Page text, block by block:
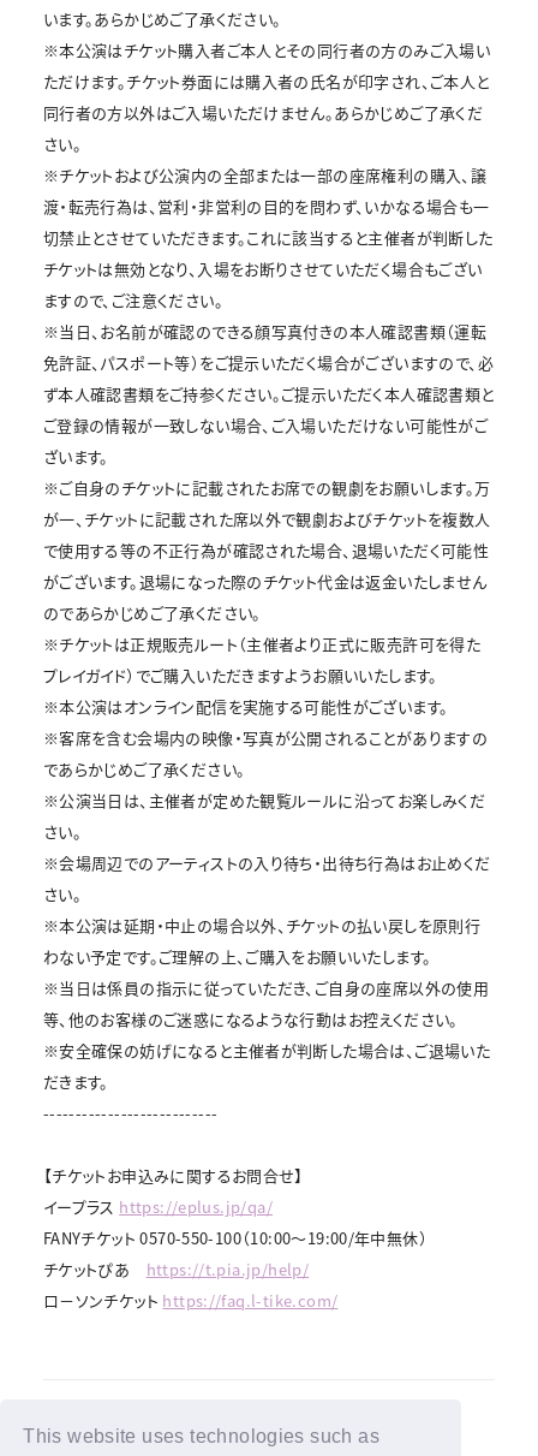
This website uses technologies such as
います。あらかじめご了承ください。
※本公演はチケット購入者ご本人とその同行者の方のみご入場い
ただけます。チケット券面には購入者の氏名が印字され、ご本人と
同行者の方以外はご入場いただけません。あらかじめご了承くだ
さい。
※チケットおよび公演内の全部または一部の座席権利の購入、譲
渡・転売行為は、営利・非営利の目的を問わず、いかなる場合も一
切禁止とさせていただきます。これに該当すると主催者が判断した
チケットは無効となり、入場をお断りさせていただく場合もござい
ますので、ご注意ください。
※当日、お名前が確認のできる顔写真付きの本人確認書類（運転
免許証、パスポート等）をご提示いただく場合がございますので、必
ず本人確認書類をご持参ください。ご提示いただく本人確認書類と
ご登録の情報が一致しない場合、ご入場いただけない可能性がご
ざいます。
※ご自身のチケットに記載されたお席での観劇をお願いします。万
が一、チケットに記載された席以外で観劇およびチケットを複数人
で使用する等の不正行為が確認された場合、退場いただく可能性
がございます。退場になった際のチケット代金は返金いたしません
のであらかじめご了承ください。
※チケットは正規販売ルート（主催者より正式に販売許可を得た
プレイガイド）でご購入いただきますようお願いいたします。
※本公演はオンライン配信を実施する可能性がございます。
※客席を含む会場内の映像・写真が公開されることがありますの
であらかじめご了承ください。
※公演当日は、主催者が定めた観覧ルールに沿ってお楽しみくだ
さい。
※会場周辺でのアーティストの入り待ち・出待ち行為はお止めくだ
さい。
※本公演は延期・中止の場合以外、チケットの払い戻しを原則行
わない予定です。ご理解の上、ご購入をお願いいたします。
※当日は係員の指示に従っていただき、ご自身の座席以外の使用
等、他のお客様のご迷惑になるような行動はお控えください。
※安全確保の妨げになると主催者が判断した場合は、ご退場いた
だきます。
---------------------------
【チケットお申込みに関するお問合せ】
イープラス https://eplus.jp/qa/
FANYチケット 0570-550-100（10:00～19:00/年中無休）
チケットぴあ https://t.pia.jp/help/
ロ－ソンチケット https://faq.l-tike.com/